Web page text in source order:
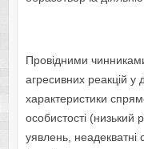
Провідними
агресивних реакцій у
характеристики
особистості (низький
уявлень, неадекватні